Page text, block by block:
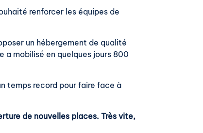
renforcer les équipes de
un hébergement de qualité
a mobilisé en quelques jours 800
temps record pour faire face à
de nouvelles places. Très vite,